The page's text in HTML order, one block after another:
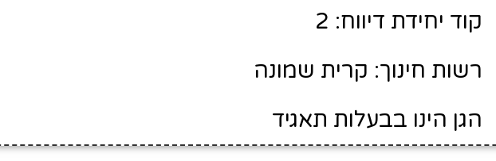
קוד יחידת דיווח: 2
רשות חינוך: קרית שמונה
הגן הינו בבעלות תאגיד